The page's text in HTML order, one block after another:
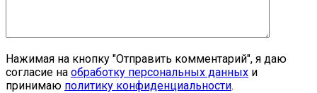
Нажимая на кнопку "Отправить комментарий", я даю
согласие на обработку персональных данных и
принимаю политику конфиденциальности.